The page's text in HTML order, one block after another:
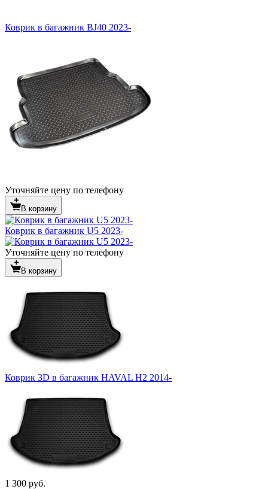
Коврик в багажник BJ40 2023-
Уточняйте цену по телефону
В корзину
Коврик в багажник U5 2023-
Уточняйте цену по телефону
В корзину
Коврик 3D в багажник HAVAL H2 2014-
1 300 руб.